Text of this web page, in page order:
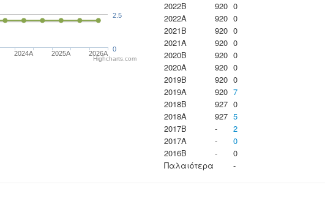
2024A 2025A 2026A
0
2.5
Highcharts.com
2022B
920 0
2022A
920 0
2021B
920 0
2021A
920 0
2020B
920 0
2020A
920 0
2019B
920 0
2019A
920 7
2018B
927 0
2018A
927 5
2017B
-
2
2017A
-
0
2016B
-
0
Παλαιότερα
-